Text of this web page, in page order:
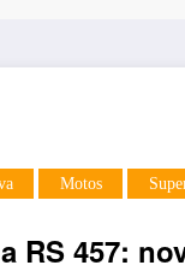
Motos
RS 457: